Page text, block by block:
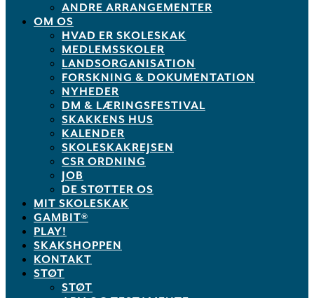
ANDRE ARRANGEMENTER
OM OS
HVAD ER SKOLESKAK
MEDLEMSSKOLER
LANDSORGANISATION
FORSKNING & DOKUMENTATION
NYHEDER
DM & LÆRINGSFESTIVAL
SKAKKENS HUS
KALENDER
SKOLESKAKREJSEN
CSR ORDNING
JOB
DE STØTTER OS
MIT SKOLESKAK
GAMBIT®
PLAY!
SKAKSHOPPEN
KONTAKT
STØT
STØT